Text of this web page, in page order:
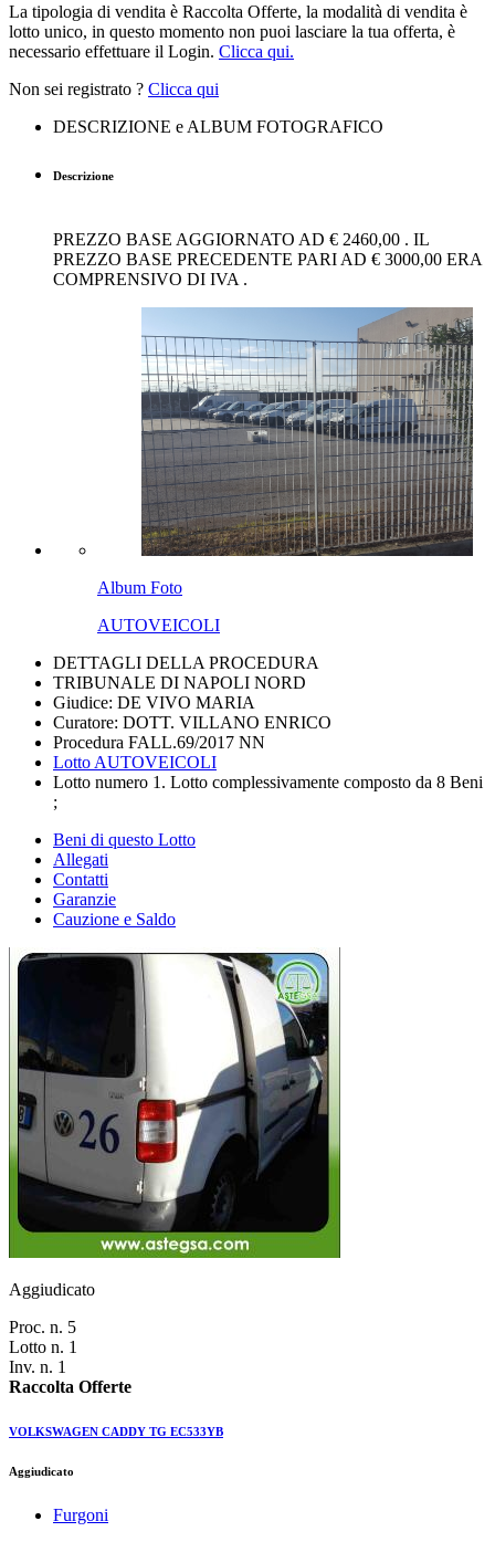
La tipologia di vendita è Raccolta Offerte, la modalità di vendita è
lotto unico, in questo momento non puoi lasciare la tua offerta, è
necessario effettuare il Login. Clicca qui.
Non sei registrato ? Clicca qui
DESCRIZIONE e ALBUM FOTOGRAFICO
Descrizione
PREZZO BASE AGGIORNATO AD € 2460,00 . IL
PREZZO BASE PRECEDENTE PARI AD € 3000,00 ERA
COMPRENSIVO DI IVA .
Album Foto
AUTOVEICOLI
DETTAGLI DELLA PROCEDURA
TRIBUNALE DI NAPOLI NORD
Giudice: DE VIVO MARIA
Curatore: DOTT. VILLANO ENRICO
Procedura FALL.69/2017 NN
Lotto AUTOVEICOLI
Lotto numero 1. Lotto complessivamente composto da 8 Beni
;
Beni di questo Lotto
Allegati
Contatti
Garanzie
Cauzione e Saldo
Aggiudicato
Proc. n. 5
Lotto n. 1
Inv. n. 1
Raccolta Offerte
VOLKSWAGEN CADDY TG EC533YB
Aggiudicato
Furgoni